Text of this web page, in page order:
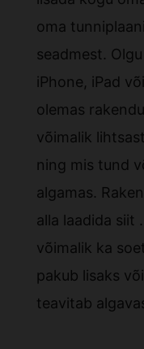
oma
seadmest.
iPhone, iPad
olemas
võimalik
ning mis tund
algamas.
alla laadida siit
võimalik ka
pakub lisaks
teavitab